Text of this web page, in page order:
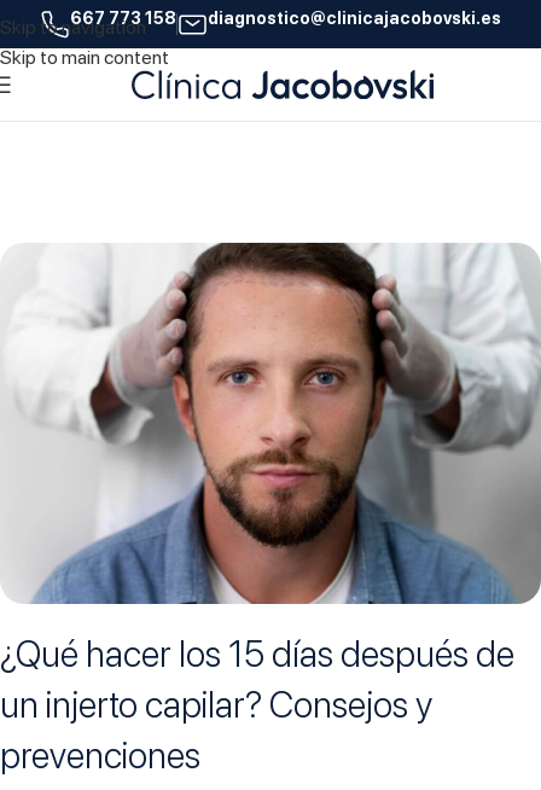
Skip to navigation
Skip to main content
667 773 158 diagnostico@clinicajacobovski.es
16
OCT
¿Qué hacer los 15 días después de
un injerto capilar? Consejos y
prevenciones